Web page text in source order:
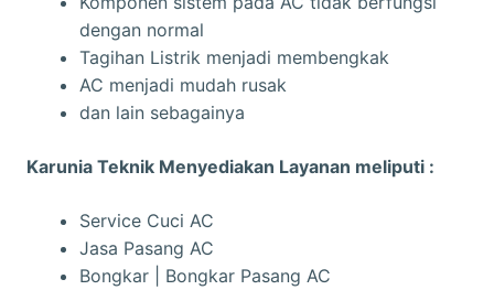
dengan normal
Tagihan Listrik menjadi membengkak
AC menjadi mudah rusak
dan lain sebagainya
Karunia Teknik Menyediakan Layanan meliputi :
Service Cuci AC
Jasa Pasang AC
Bongkar | Bongkar Pasang AC